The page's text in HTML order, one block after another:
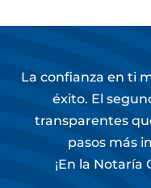
La confianza en ti
éxito. El
transparentes
pasos más
¡En la Notaría